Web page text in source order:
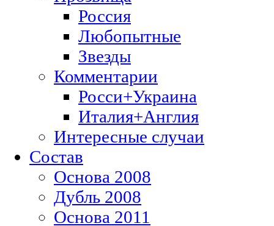
Россия
Любопытные
Звезды
Комментарии
Росси+Украина
Италия+Англия
Интересные случаи
Состав
Основа 2008
Дубль 2008
Основа 2011